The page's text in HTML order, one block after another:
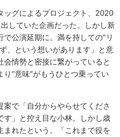
ッグによるプロジェクト、2020
していた企画だった。しかし新
公演延期に。満を持しての“リ
、という想いがあります」と意
情勢と密接に繋がっていると
“意味”がもうひとつ乗ってい
で「自分からやらせてくださ
す」と控え目な小林。しかし歳
まれたという。「これまで役を